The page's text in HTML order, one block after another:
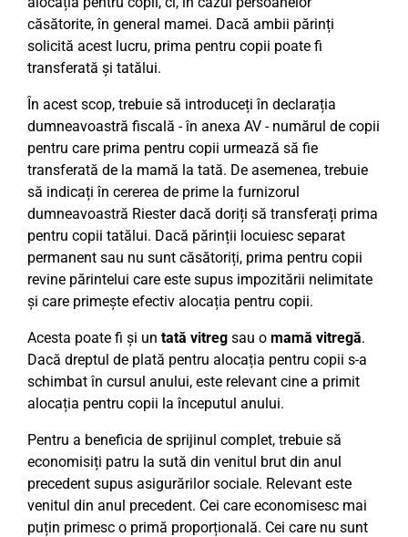
căsătorite, în general mamei. Dacă ambii părinți
solicită acest lucru, prima pentru copii poate fi
transferată și tatălui.
În acest scop, trebuie să introduceți în declarația
dumneavoastră fiscală - în anexa AV - numărul de copii
pentru care prima pentru copii urmează să fie
transferată de la mamă la tată. De asemenea, trebuie
să indicați în cererea de prime la furnizorul
dumneavoastră Riester dacă doriți să transferați prima
pentru copii tatălui. Dacă părinții locuiesc separat
permanent sau nu sunt căsătoriți, prima pentru copii
revine părintelui care este supus impozitării nelimitate
și care primește efectiv alocația pentru copii.
Acesta poate fi și un tată vitreg sau o mamă vitregă.
Dacă dreptul de plată pentru alocația pentru copii s-a
schimbat în cursul anului, este relevant cine a primit
alocația pentru copii la începutul anului.
Pentru a beneficia de sprijinul complet, trebuie să
economisiți patru la sută din venitul brut din anul
precedent supus asigurărilor sociale. Relevant este
venitul din anul precedent. Cei care economisesc mai
puțin primesc o primă proporțională. Cei care nu sunt